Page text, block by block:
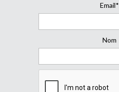
Email*
Nom